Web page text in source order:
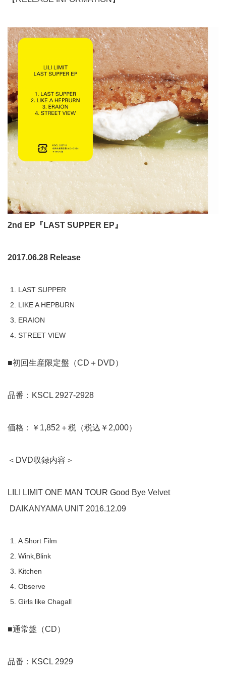
2nd EP 『LAST SUPPER EP』
2017.06.28 Release
LAST SUPPER
LIKE A HEPBURN
ERAION
STREET VIEW
■初回生産限定盤（CD＋DVD）
品番：KSCL 2927-2928
価格：￥1,852＋税（税込￥2,000）
＜DVD収録内容＞
LILI LIMIT ONE MAN TOUR Good Bye Velvet
DAIKANYAMA UNIT 2016.12.09
A Short Film
Wink,Blink
Kitchen
Observe
Girls like Chagall
■通常盤（CD）
品番：KSCL 2929